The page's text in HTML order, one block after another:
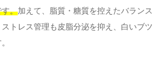
す。加えて、脂質・糖質を控えたバランス
トレス管理も皮脂分泌を抑え、白いブツ